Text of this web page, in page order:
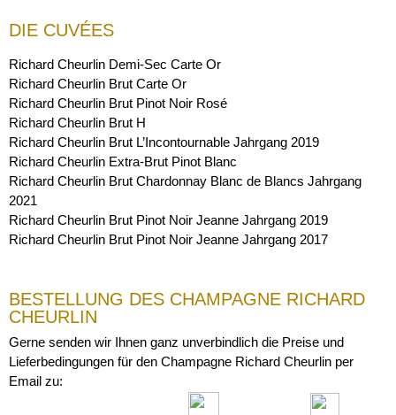
DIE CUVÉES
Richard Cheurlin Demi-Sec Carte Or
Richard Cheurlin Brut Carte Or
Richard Cheurlin Brut Pinot Noir Rosé
Richard Cheurlin Brut H
Richard Cheurlin Brut L’Incontournable Jahrgang 2019
Richard Cheurlin Extra-Brut Pinot Blanc
Richard Cheurlin Brut Chardonnay Blanc de Blancs Jahrgang
2021
Richard Cheurlin Brut Pinot Noir Jeanne Jahrgang 2019
Richard Cheurlin Brut Pinot Noir Jeanne Jahrgang 2017
BESTELLUNG DES CHAMPAGNE RICHARD
CHEURLIN
Gerne senden wir Ihnen ganz unverbindlich die Preise und
Lieferbedingungen für den Champagne Richard Cheurlin per
Email zu: